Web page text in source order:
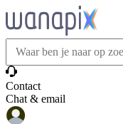
Contact
Chat & email